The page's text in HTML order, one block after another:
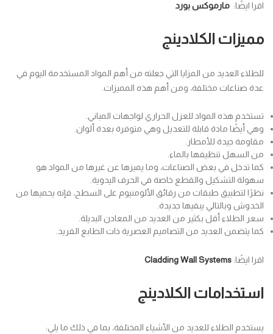
اقرا ايضًا: مارموكس بورد
مميزات الكلادينج
للطلاء العديد من المزايا التي جعلته من أهم المواد المستخدمة اليوم في
عدة صناعات مختلفة، ومن أهم هذه المميزات.
تستخدم هذه المواد للعزل الحراري لواجهات المباني.
وهي أيضًا مادة قابلة للتعديل وهي متوفرة بعدة ألوان.
مقاومة جيدة للأمطار.
من السهل تنظيفها بالماء.
كما تدخل في بعض الصناعات، وما يميزها عن غيرها من المواد هو
سهولة التشكيل والقطع خاصة في الحرف اليدوية.
نظرًا لتطبيق طبقات من رقائق الألومنيوم على السطح، فإنه يحميها من
الخدوش وبالتالي يبقيها جديدة.
سعر الطلاء أقل بكثير من العديد من المعادن البديلة.
كما يتضمن العديد من التصاميم العصرية ذات الطابع الفريد.
اقرا ايضًا: Cladding Wall Systems
استخدامات الكلادينج
يستخدم الطلاء للعديد من الأشياء المختلفة، بما في ذلك ما يلي: